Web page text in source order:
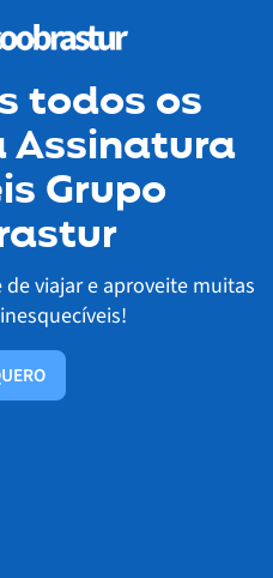
todos os
Assinatura
Grupo
viajar e aproveite muitas